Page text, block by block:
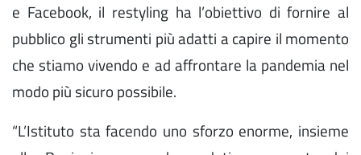
e Facebook, il restyling ha l’obiettivo di fornire al
pubblico gli strumenti più adatti a capire il momento
che stiamo vivendo e ad affrontare la pandemia nel
modo più sicuro possibile.
“L’Istituto sta facendo uno sforzo enorme, insieme